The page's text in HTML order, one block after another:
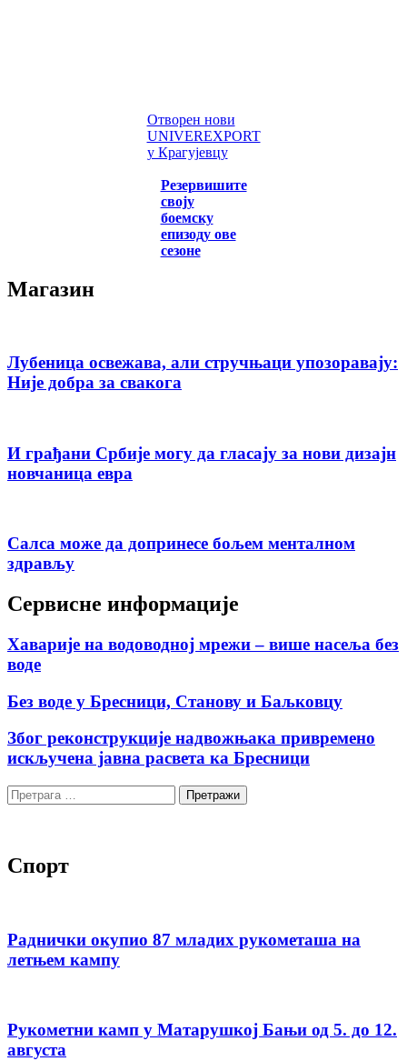
Отворен нови
UNIVEREXPORT
у Крагујевцу
Резервишите
своју
боемску
епизоду ове
сезоне
Магазин
Лубеница освежава, али стручњаци упозоравају:
Није добра за свакога
И грађани Србије могу да гласају за нови дизајн
новчаница евра
Салса може да допринесе бољем менталном
здрављу
Сервисне информације
Хаварије на водоводној мрежи – више насеља без
воде
Без воде у Бресници, Станову и Баљковцу
Због реконструкције надвожњака привремено
искључена јавна расвета ка Бресници
Претрага
за:
Спорт
Раднички окупио 87 младих рукометаша на
летњем кампу
Рукометни камп у Матарушкој Бањи од 5. до 12.
августа